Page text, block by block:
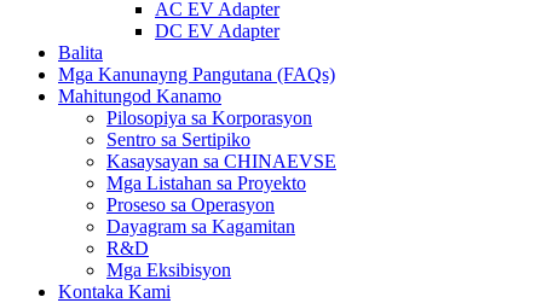
AC EV Adapter
DC EV Adapter
Balita
Mga Kanunayng Pangutana (FAQs)
Mahitungod Kanamo
Pilosopiya sa Korporasyon
Sentro sa Sertipiko
Kasaysayan sa CHINAEVSE
Mga Listahan sa Proyekto
Proseso sa Operasyon
Dayagram sa Kagamitan
R&D
Mga Eksibisyon
Kontaka Kami